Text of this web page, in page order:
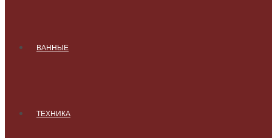
ВАННЫЕ
ТЕХНИКА